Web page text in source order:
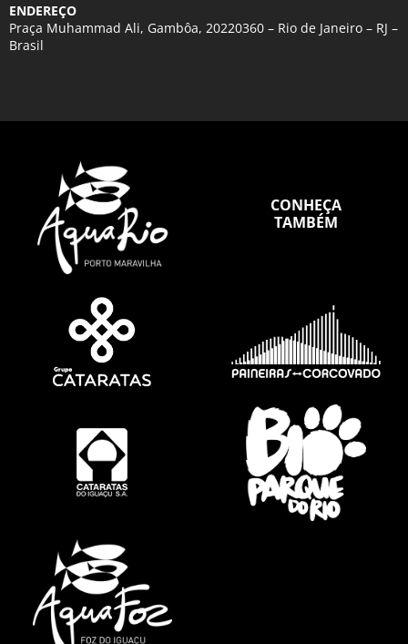
ENDEREÇO
Praça Muhammad Ali, Gambôa, 20220360 – Rio de Janeiro – RJ –
Brasil
CONHEÇA
TAMBÉM